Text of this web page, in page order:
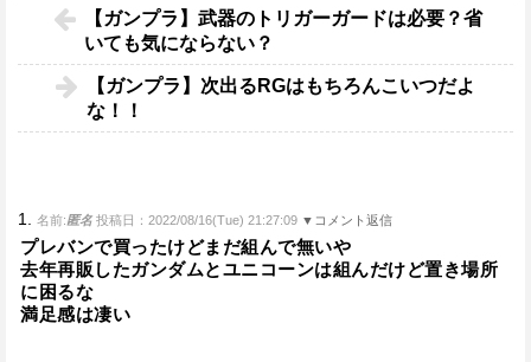
【ガンプラ】武器のトリガーガードは必要？省
いても気にならない？
【ガンプラ】次出るRGはもちろんこいつだよ
な！！
1. 名前:匿名 投稿日：2022/08/16(Tue) 21:27:09 ▼コメント返信
プレバンで買ったけどまだ組んで無いや
去年再販したガンダムとユニコーンは組んだけど置き場所
に困るな
満足感は凄い